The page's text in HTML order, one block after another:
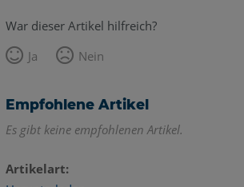
War dieser Artikel hilfreich?
Ja
Nein
Empfohlene Artikel
Es gibt keine empfohlenen Artikel.
Artikelart